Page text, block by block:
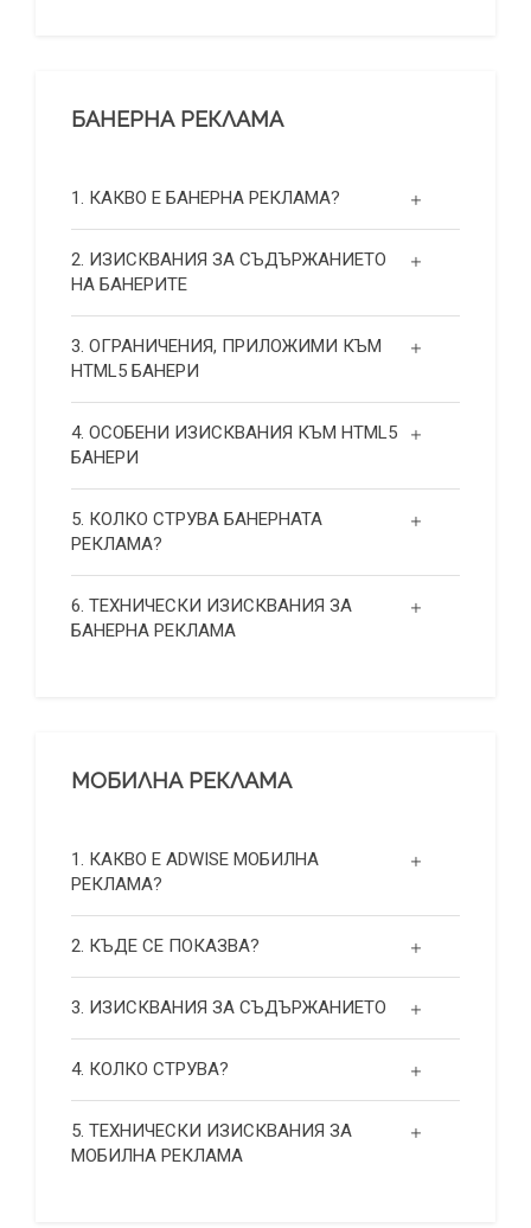
БАНЕРНА РЕКЛАМА
1. КАКВО Е БАНЕРНА РЕКЛАМА?
2. ИЗИСКВАНИЯ ЗА СЪДЪРЖАНИЕТО
НА БАНЕРИТЕ
3. ОГРАНИЧЕНИЯ, ПРИЛОЖИМИ КЪМ
HTML5 БАНЕРИ
4. ОСОБЕНИ ИЗИСКВАНИЯ КЪМ HTML5
БАНЕРИ
5. КОЛКО СТРУВА БАНЕРНАТА
РЕКЛАМА?
6. ТЕХНИЧЕСКИ ИЗИСКВАНИЯ ЗА
БАНЕРНА РЕКЛАМА
МОБИЛНА РЕКЛАМА
1. КАКВО Е ADWISE МОБИЛНА
РЕКЛАМА?
2. КЪДЕ СЕ ПОКАЗВА?
3. ИЗИСКВАНИЯ ЗА СЪДЪРЖАНИЕТО
4. КОЛКО СТРУВА?
5. ТЕХНИЧЕСКИ ИЗИСКВАНИЯ ЗА
МОБИЛНА РЕКЛАМА